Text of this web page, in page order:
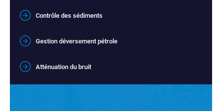
Contrôle des sédiments
Gestion déversement pétrole
Atténuation du bruit